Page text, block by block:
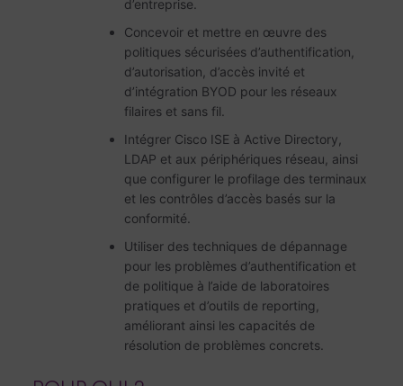
d’entreprise.
Concevoir et mettre en œuvre des
politiques sécurisées d’authentification,
d’autorisation, d’accès invité et
d’intégration BYOD pour les réseaux
filaires et sans fil.
Intégrer Cisco ISE à Active Directory,
LDAP et aux périphériques réseau, ainsi
que configurer le profilage des terminaux
et les contrôles d’accès basés sur la
conformité.
Utiliser des techniques de dépannage
pour les problèmes d’authentification et
de politique à l’aide de laboratoires
pratiques et d’outils de reporting,
améliorant ainsi les capacités de
résolution de problèmes concrets.